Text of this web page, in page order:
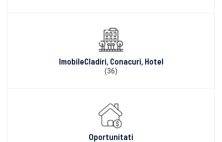
ImobileCladiri, Conacuri, Hotel
(36)
Oportunitati